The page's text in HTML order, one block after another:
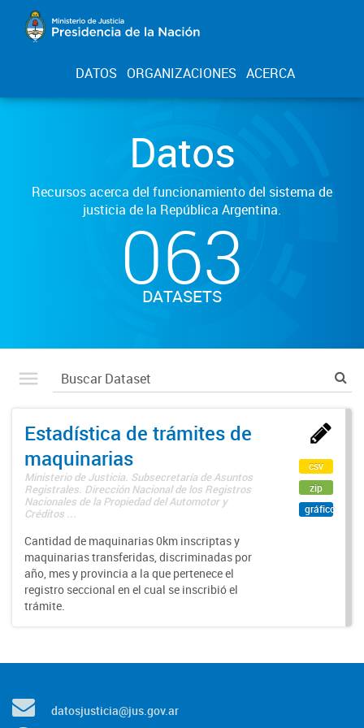
DATOS ORGANIZACIONES ACERCA
Datos
Recursos acerca del funcionamiento del sistema de
justicia de la República Argentina.
063
DATASETS
Estadística de trámites de
maquinarias
Ministerio de Justicia. Subsecretaría de Asuntos
Registrales. Dirección Nacional de los Registros
Nacionales de la Propiedad del Automotor y
Créditos ...
Cantidad de maquinarias 0km inscriptas y
maquinarias transferidas, discriminadas por
año, mes y provincia a la que pertenece el
registro seccional en el cual se inscribió el
trámite.
csv
zip
gráfico
datosjusticia@jus.gov.ar